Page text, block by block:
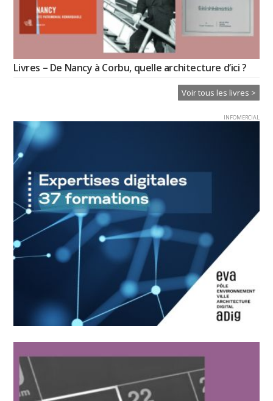
Livres – De Nancy à Corbu, quelle architecture d’ici ?
Voir tous les livres >
INFOMERCIAL